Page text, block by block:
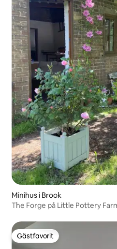
Minihus i Brook
The Forge på Little Pottery
Gästfavorit
Gästfavorit